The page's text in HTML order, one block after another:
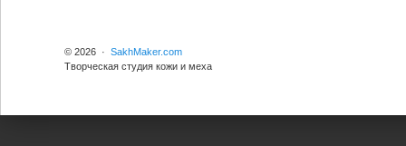
© 2026 · SakhMaker.com
Творческая студия кожи и меха